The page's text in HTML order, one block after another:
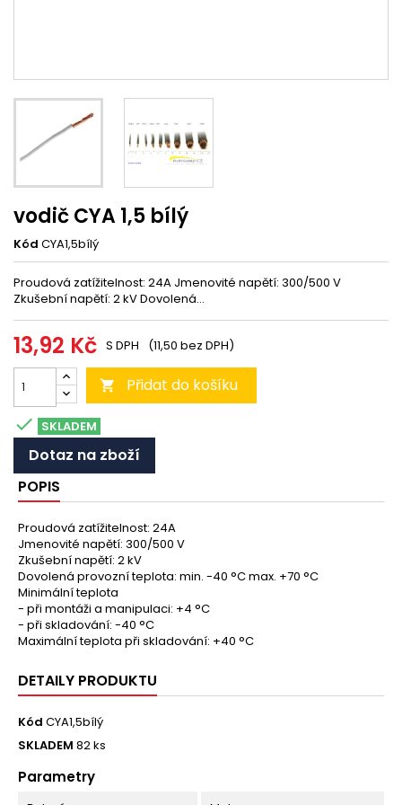
vodič CYA 1,5 bílý
Kód CYA1,5bílý
Proudová zatížitelnost: 24A Jmenovité napětí: 300/500 V
Zkušební napětí: 2 kV Dovolená...
13,92 Kč S DPH (11,50 bez DPH)
 Přidat do košíku
 SKLADEM
Dotaz na zboží
POPIS
Proudová zatížitelnost: 24A
Jmenovité napětí: 300/500 V
Zkušební napětí: 2 kV
Dovolená provozní teplota: min. -40 °C max. +70 °C
Minimální teplota
- při montáži a manipulaci: +4 °C
- při skladování: -40 °C
Maximální teplota při skladování: +40 °C
DETAILY PRODUKTU
Kód CYA1,5bílý
SKLADEM 82 ks
Parametry